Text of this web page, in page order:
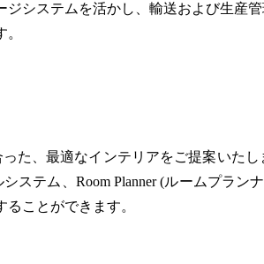
システムを活かし、輸送および生産
た、最適なインテリアをご提案いた
ステム、Room Planner (ルームプラ
ことができます。